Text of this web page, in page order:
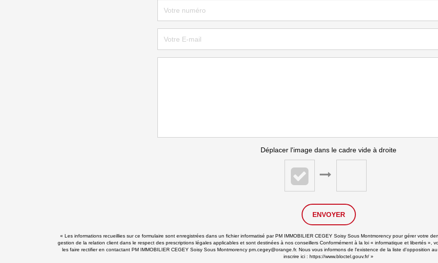
Déplacer l'image dans le cadre vide à droite
ENVOYER
« Les informations recueillies sur ce formulaire sont enregistrées dans un fichier informatisé par PM IMMOBILIER CEGEY Soisy Sous Montmorency pour gérer votre
gestion de la relation client dans le respect des prescriptions légales applicables et sont destinées à nos conseillers Conformément à la loi « informatique et libertés »,
les faire rectifier en contactant PM IMMOBILIER CEGEY Soisy Sous Montmorency pm.cegey@orange.fr. Nous vous informons de l'existence de la liste d'opposition
inscrire ici : https://www.bloctel.gouv.fr/ »